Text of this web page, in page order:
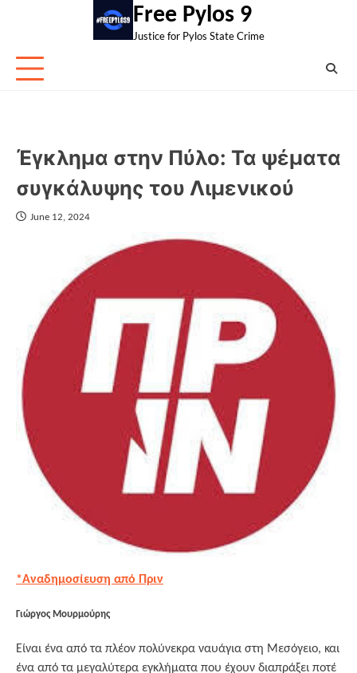
Free Pylos 9
Justice for Pylos State Crime
Έγκλημα στην Πύλο: Τα ψέματα
συγκάλυψης του Λιμενικού
June 12, 2024
*Αναδημοσίευση από Πριν
Γιώργος Μουρμούρης
Είναι ένα από τα πλέον πολύνεκρα ναυάγια στη Μεσόγειο, και
ένα από τα μεγαλύτερα εγκλήματα που έχουν διαπράξει ποτέ